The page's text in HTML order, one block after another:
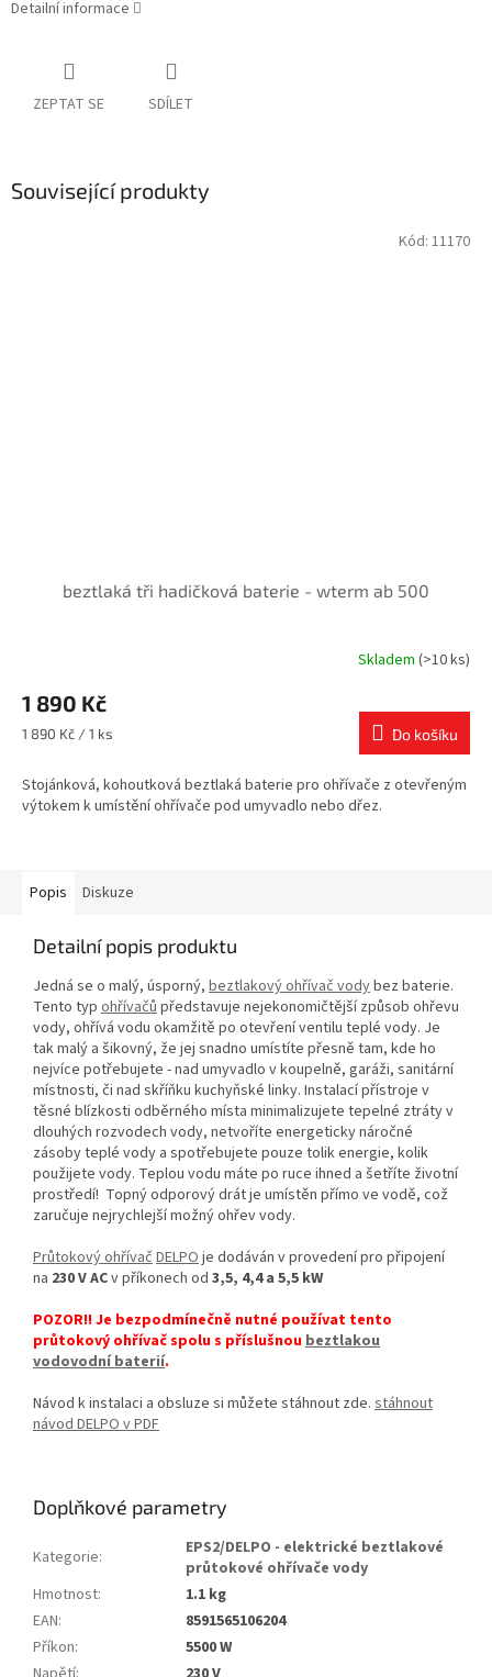
Detailní informace
ZEPTAT SE SDÍLET
Související produkty
beztlaká tři hadičková baterie - wterm ab 500
Skladem (>10 ks)
1 890 Kč
Měrná
1 890 Kč / 1 ks Do košíku
Stojánková, kohoutková beztlaká baterie pro ohřívače z otevřeným
výtokem k umístění ohřívače pod umyvadlo nebo dřez.
Kód: 11170
Popis Diskuze
Detailní popis produktu
Jedná se o malý, úsporný, beztlakový ohřívač vodybez baterie.
Tento typ ohřívačůpředstavuje nejekonomičtější způsob ohřevu
vody, ohřívá vodu okamžitě po otevření ventilu teplé vody. Je
tak malý a šikovný, že jej snadno umístíte přesně tam, kde ho
nejvíce potřebujete - nad umyvadlo v koupelně, garáži, sanitární
místnosti, či nad skříňku kuchyňské linky. Instalací přístroje v
těsné blízkosti odběrného místa minimalizujete tepelné ztráty v
dlouhých rozvodech vody, netvoříte energeticky náročné
zásoby teplé vody a spotřebujete pouze tolik energie, kolik
použijete vody. Teplou vodu máte po ruce ihned a šetříte životní
prostředí! Topný odporový drát je umístěn přímo ve vodě, což
zaručuje nejrychlejší možný ohřev vody.
Průtokový ohřívačDELPOje dodáván v provedení pro připojení
na 230 V ACv příkonech od 3,5, 4,4 a 5,5 kW
POZOR!! Je bezpodmínečně nutné používat tento
průtokový ohřívač spolu s příslušnoubeztlakou
vodovodní baterií.
Návod k instalaci a obsluze si můžete stáhnout zde. stáhnout
návod DELPO v PDF
Doplňkové parametry
Kategorie:
EPS2/DELPO - elektrické beztlakové
průtokové ohřívače vody
Hmotnost:
1.1 kg
EAN:
8591565106204
Příkon:
5500 W